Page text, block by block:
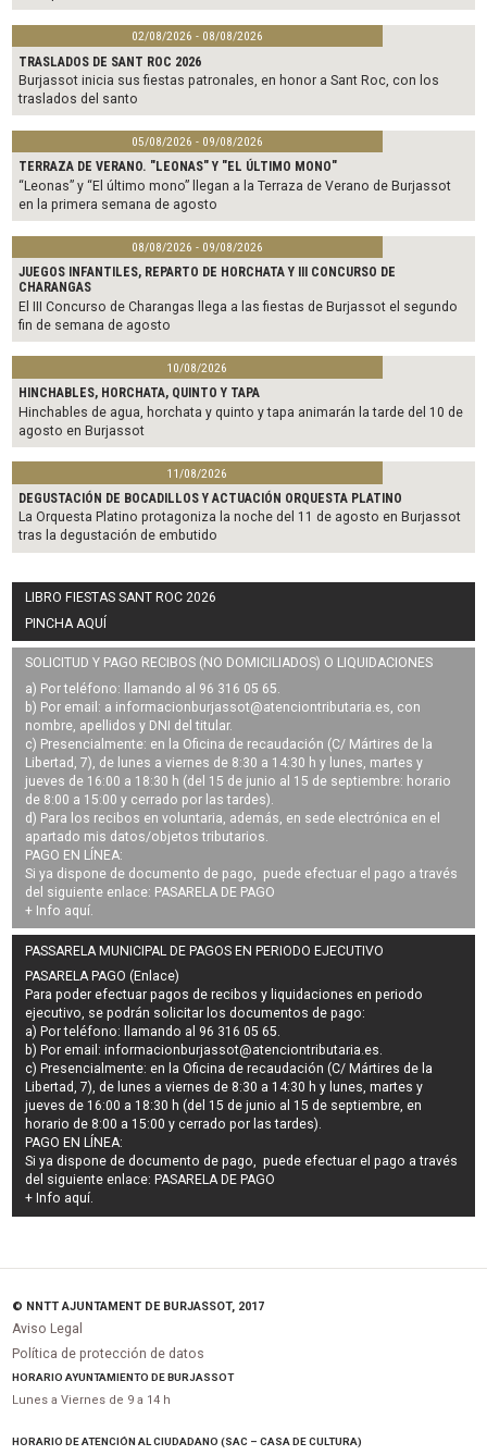
02/08/2026 - 08/08/2026
TRASLADOS DE SANT ROC 2026
Burjassot inicia sus fiestas patronales, en honor a Sant Roc, con los
traslados del santo
05/08/2026 - 09/08/2026
TERRAZA DE VERANO. "LEONAS" Y "EL ÚLTIMO MONO"
“Leonas” y “El último mono” llegan a la Terraza de Verano de Burjassot
en la primera semana de agosto
08/08/2026 - 09/08/2026
JUEGOS INFANTILES, REPARTO DE HORCHATA Y III CONCURSO DE
CHARANGAS
El III Concurso de Charangas llega a las fiestas de Burjassot el segundo
fin de semana de agosto
10/08/2026
HINCHABLES, HORCHATA, QUINTO Y TAPA
Hinchables de agua, horchata y quinto y tapa animarán la tarde del 10 de
agosto en Burjassot
11/08/2026
DEGUSTACIÓN DE BOCADILLOS Y ACTUACIÓN ORQUESTA PLATINO
La Orquesta Platino protagoniza la noche del 11 de agosto en Burjassot
tras la degustación de embutido
LIBRO FIESTAS SANT ROC 2026
PINCHA AQUÍ
SOLICITUD Y PAGO RECIBOS (NO DOMICILIADOS) O LIQUIDACIONES
a) Por teléfono: llamando al 96 316 05 65.
b) Por email: a informacionburjassot@atenciontributaria.es, con
nombre, apellidos y DNI del titular.
c) Presencialmente: en la Oficina de recaudación (C/ Mártires de la
Libertad, 7), de lunes a viernes de 8:30 a 14:30 h y lunes, martes y
jueves de 16:00 a 18:30 h (del 15 de junio al 15 de septiembre: horario
de 8:00 a 15:00 y cerrado por las tardes).
d) Para los recibos en voluntaria, además, en sede electrónica en el
apartado mis datos/objetos tributarios.
PAGO EN LÍNEA:
Si ya dispone de documento de pago, puede efectuar el pago a través
del siguiente enlace: PASARELA DE PAGO
+ Info aquí.
PASSARELA MUNICIPAL DE PAGOS EN PERIODO EJECUTIVO
PASARELA PAGO (Enlace)
Para poder efectuar pagos derecibos y liquidaciones en periodo
ejecutivo, se podrán solicitar los documentos de pago:
a) Por teléfono: llamando al 96 316 05 65.
b) Por email:informacionburjassot@atenciontributaria.es.
c) Presencialmente: en la Oficina de recaudación (C/ Mártires de la
Libertad, 7), de lunes a viernes de 8:30 a 14:30 h y lunes, martes y
jueves de 16:00 a 18:30 h (del 15 de junio al 15 de septiembre, en
horario de 8:00 a 15:00 y cerrado por las tardes).
PAGO EN LÍNEA:
Si ya dispone de documento de pago, puede efectuar el pago a través
del siguiente enlace: PASARELA DE PAGO
+ Info aquí.
© NNTT AJUNTAMENT DE BURJASSOT, 2017
Aviso Legal
Política de protección de datos
HORARIO AYUNTAMIENTO DE BURJASSOT
Lunes a Viernes de 9 a 14 h
HORARIO DE ATENCIÓN AL CIUDADANO (SAC – CASA DE CULTURA)